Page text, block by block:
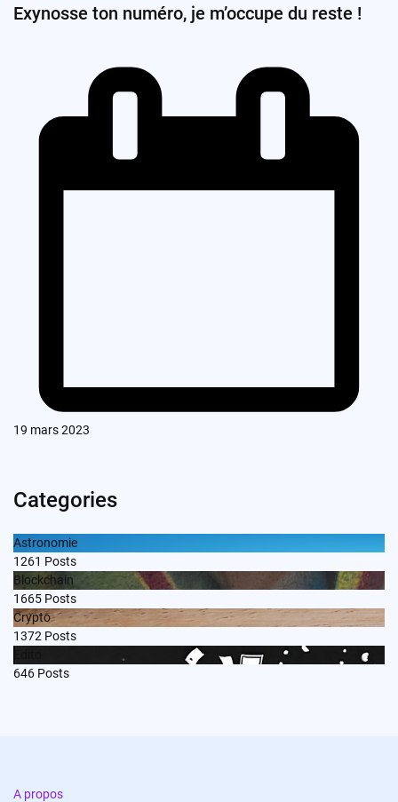
Exynosse ton numéro, je m’occupe du reste !
19 mars 2023
Categories
Astronomie
1261 Posts
Blockchain
1665 Posts
Crypto
1372 Posts
646 Posts
A propos